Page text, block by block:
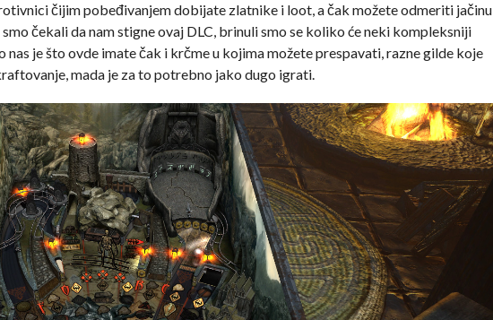
čijim pobeđivanjem dobijate zlatnike i loot, a čak možete odmeriti jačinu
čekali da nam stigne ovaj DLC, brinuli smo se koliko će neki kompleksniji
je što ovde imate čak i krčme u kojima možete prespavati, razne gilde koje
mada je za to potrebno jako dugo igrati.